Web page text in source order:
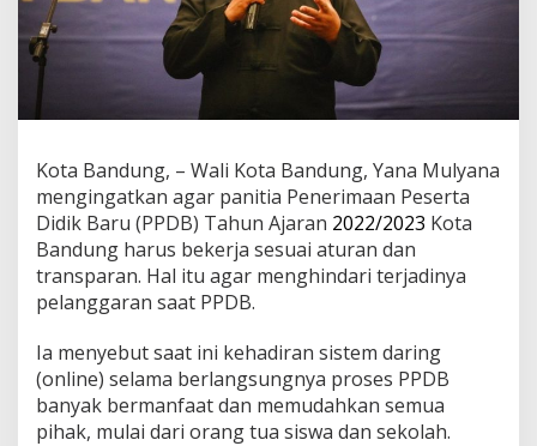
u
n
a
a
:
J
a
g
a
T
r
n
s
p
a
Kota Bandung, – Wali Kota Bandung, Yana Mulyana
mengingatkan agar panitia Penerimaan Peserta
Didik Baru (PPDB) Tahun Ajaran 2022/2023 Kota
Bandung harus bekerja sesuai aturan dan
transparan. Hal itu agar menghindari terjadinya
pelanggaran saat PPDB.
Ia menyebut saat ini kehadiran sistem daring
(online) selama berlangsungnya proses PPDB
banyak bermanfaat dan memudahkan semua
pihak, mulai dari orang tua siswa dan sekolah.